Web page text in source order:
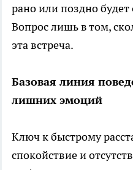
рано или поздно
Вопрос лишь в том,
эта встреча.
Базовая линия
лишних эмоций
Ключ к быстрому
спокойствие и